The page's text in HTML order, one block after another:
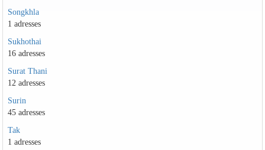
Songkhla
1 adresses
Sukhothai
16 adresses
Surat Thani
12 adresses
Surin
45 adresses
Tak
1 adresses